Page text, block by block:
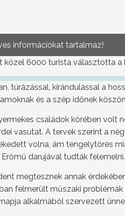
információkat tartalmaz!
közel 6000 turista választotta a
túrázással, kirándulással a
és a szép időnek
családok körében volt
vasutat. A tervek szerint a
volna, ám tengelytörés
darujával tudták felemelni.
megtesznek annak
felmerült műszaki
alkalmából szervezett